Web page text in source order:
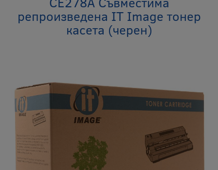
репроизведена IT Image тонер
касета (черен)